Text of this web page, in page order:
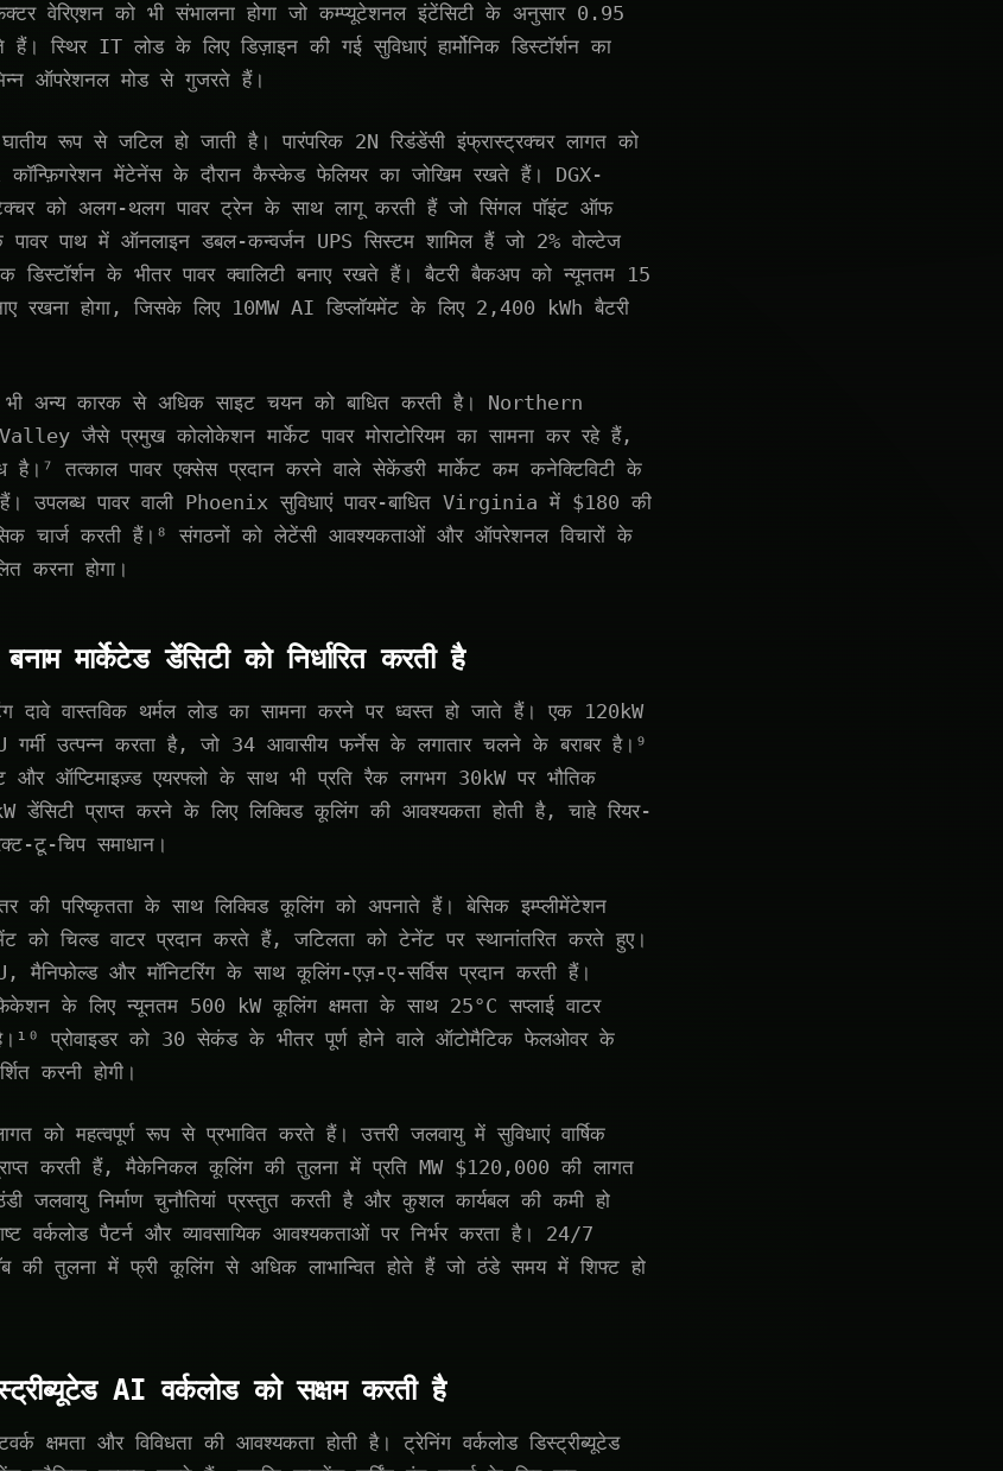
वेरिएशन को भी संभालना होगा जो कम्प्यूटेशनल इंटेंसिटी के अनुसार 0.95
स्थिर IT लोड के लिए डिज़ाइन की गई सुविधाएं हार्मोनिक डिस्टॉर्शन का
ऑपरेशनल मोड से गुजरते हैं।
रूप से जटिल हो जाती है। पारंपरिक 2N रिडंडेंसी इंफ्रास्ट्रक्चर लागत को
कॉन्फ़िगरेशन मेंटेनेंस के दौरान कैस्केड फेलियर का जोखिम रखते हैं। DGX-
को अलग-थलग पावर ट्रेन के साथ लागू करती हैं जो सिंगल पॉइंट ऑफ
पाथ में ऑनलाइन डबल-कन्वर्जन UPS सिस्टम शामिल हैं जो 2% वोल्टेज
डिस्टॉर्शन के भीतर पावर क्वालिटी बनाए रखते हैं। बैटरी बैकअप को न्यूनतम 15
रखना होगा, जिसके लिए 10MW AI डिप्लॉयमेंट के लिए 2,400 kWh बैटरी
भी अन्य कारक से अधिक साइट चयन को बाधित करती है। Northern
जैसे प्रमुख कोलोकेशन मार्केट पावर मोराटोरियम का सामना कर रहे हैं,
तत्काल पावर एक्सेस प्रदान करने वाले सेकेंडरी मार्केट कम कनेक्टिविटी के
हैं। उपलब्ध पावर वाली Phoenix सुविधाएं पावर-बाधित Virginia में $180 की
चार्ज करती हैं।⁸ संगठनों को लेटेंसी आवश्यकताओं और ऑपरेशनल विचारों के
करना होगा।
मार्केटेड डेंसिटी को निर्धारित करती है
दावे वास्तविक थर्मल लोड का सामना करने पर ध्वस्त हो जाते हैं। एक 120kW
उत्पन्न करता है, जो 34 आवासीय फर्नेस के लगातार चलने के बराबर है।⁹
ऑप्टिमाइज़्ड एयरफ्लो के साथ भी प्रति रैक लगभग 30kW पर भौतिक
डेंसिटी प्राप्त करने के लिए लिक्विड कूलिंग की आवश्यकता होती है, चाहे रियर-
टू-चिप समाधान।
की परिष्कृतता के साथ लिक्विड कूलिंग को अपनाते हैं। बेसिक इम्प्लीमेंटेशन
को चिल्ड वाटर प्रदान करते हैं, जटिलता को टेनेंट पर स्थानांतरित करते हुए।
मैनिफोल्ड और मॉनिटरिंग के साथ कूलिंग-एज़-ए-सर्विस प्रदान करती हैं।
के लिए न्यूनतम 500 kW कूलिंग क्षमता के साथ 25°C सप्लाई वाटर
प्रोवाइडर को 30 सेकंड के भीतर पूर्ण होने वाले ऑटोमैटिक फेलओवर के
करनी होगी।
को महत्वपूर्ण रूप से प्रभावित करते हैं। उत्तरी जलवायु में सुविधाएं वार्षिक
करती हैं, मैकेनिकल कूलिंग की तुलना में प्रति MW $120,000 की लागत
जलवायु निर्माण चुनौतियां प्रस्तुत करती है और कुशल कार्यबल की कमी हो
वर्कलोड पैटर्न और व्यावसायिक आवश्यकताओं पर निर्भर करता है। 24/7
की तुलना में फ्री कूलिंग से अधिक लाभान्वित होते हैं जो ठंडे समय में शिफ्ट हो
AI वर्कलोड को सक्षम करती है
क्षमता और विविधता की आवश्यकता होती है। ट्रेनिंग वर्कलोड डिस्ट्रीब्यूटेड